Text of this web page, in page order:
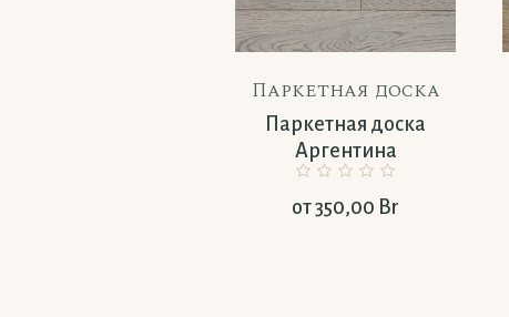
Паркетная доска
Паркетная доска
Аргентина
от350,00 Br